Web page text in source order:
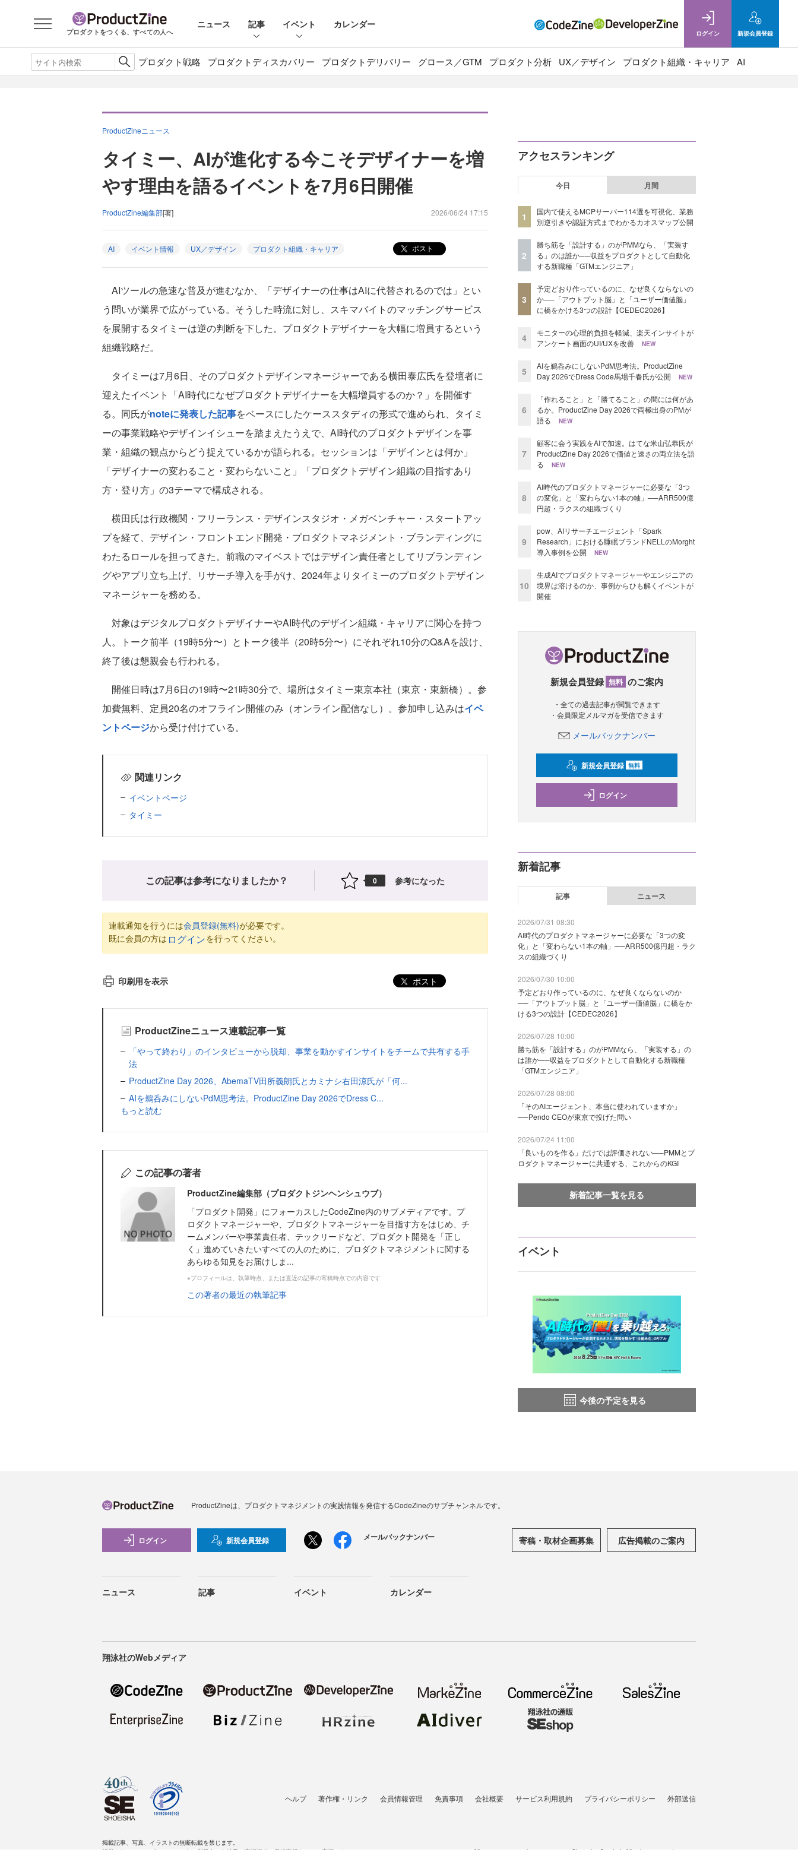
プロダクトをつくる、すべての人へ
ニュース 記事 イベント カレンダー
ログイン 新規会員登録
プロダクト戦略 プロダクトディスカバリー プロダクトデリバリー グロース／GTM プロダクト分析 UX／デザイン プロダクト組織・キャリア AI
ProductZineニュース
タイミー、AIが進化する今こそデザイナーを増
やす理由を語るイベントを7月6日開催
ProductZine編集部[著] 2026/06/24 17:15
AI イベント情報 UX／デザイン プロダクト組織・キャリア ポスト
AIツールの急速な普及が進むなか、「デザイナーの仕事はAIに代替されるのでは」とい
う問いが業界で広がっている。そうした時流に対し、スキマバイトのマッチングサービス
を展開するタイミーは逆の判断を下した。プロダクトデザイナーを大幅に増員するという
組織戦略だ。
タイミーは7月6日、そのプロダクトデザインマネージャーである横田泰広氏を登壇者に
迎えたイベント「AI時代になぜプロダクトデザイナーを大幅増員するのか？」を開催す
る。同氏がnoteに発表した記事をベースにしたケーススタディの形式で進められ、タイミ
ーの事業戦略やデザインイシューを踏まえたうえで、AI時代のプロダクトデザインを事
業・組織の観点からどう捉えているかが語られる。セッションは「デザインとは何か」
「デザイナーの変わること・変わらないこと」「プロダクトデザイン組織の目指すあり
方・登り方」の3テーマで構成される。
横田氏は行政機関・フリーランス・デザインスタジオ・メガベンチャー・スタートアッ
プを経て、デザイン・フロントエンド開発・プロダクトマネジメント・ブランディングに
わたるロールを担ってきた。前職のマイベストではデザイン責任者としてリブランディン
グやアプリ立ち上げ、リサーチ導入を手がけ、2024年よりタイミーのプロダクトデザイン
マネージャーを務める。
対象はデジタルプロダクトデザイナーやAI時代のデザイン組織・キャリアに関心を持つ
人。トーク前半（19時5分〜）とトーク後半（20時5分〜）にそれぞれ10分のQ&Aを設け、
終了後は懇親会も行われる。
開催日時は7月6日の19時〜21時30分で、場所はタイミー東京本社（東京・東新橋）。参
加費無料、定員20名のオフライン開催のみ（オンライン配信なし）。参加申し込みはイベ
ントページから受け付けている。
関連リンク
イベントページ
タイミー
この記事は参考になりましたか？ 0 参考になった
連載通知を行うには会員登録(無料)が必要です。
既に会員の方は ログインを行ってください。
印刷用を表示 ポスト
ProductZineニュース連載記事一覧
「やって終わり」のインタビューから脱却、事業を動かすインサイトをチームで共有する手
法
ProductZine Day 2026、AbemaTV田所義朗氏とカミナシ右田涼氏が「何...
AIを鵜呑みにしないPdM思考法。ProductZine Day 2026でDress C...
もっと読む
この記事の著者
ProductZine編集部（プロダクトジンヘンシュウブ）
「プロダクト開発」にフォーカスしたCodeZine内のサブメディアです。プ
ロダクトマネージャーや、プロダクトマネージャーを目指す方をはじめ、チ
ームメンバーや事業責任者、テックリードなど、プロダクト開発を「正し
く」進めていきたいすべての人のために、プロダクトマネジメントに関する
あらゆる知見をお届けしま...
※プロフィールは、執筆時点、または直近の記事の寄稿時点での内容です
この著者の最近の執筆記事
アクセスランキング
今日 月間
1
国内で使えるMCPサーバー114選を可視化、業務
別逆引きや認証方式までわかるカオスマップ公開
2
勝ち筋を「設計する」のがPMMなら、「実装す
る」のは誰か──収益をプロダクトとして自動化
する新職種「GTMエンジニア」
3
予定どおり作っているのに、なぜ良くならないの
か──「アウトプット脳」と「ユーザー価値脳」
に橋をかける3つの設計【CEDEC2026】
4
モニターの心理的負担を軽減、楽天インサイトが
アンケート画面のUI/UXを改善
NEW
5
AIを鵜呑みにしないPdM思考法。ProductZine
Day 2026でDress Code馬場千春氏が公開
NEW
6
「作れること」と「勝てること」の間には何があ
るか。ProductZine Day 2026で両極出身のPMが
語る
NEW
7
顧客に会う実践をAIで加速。はてな米山弘恭氏が
ProductZine Day 2026で価値と速さの両立法を語
る
NEW
8
AI時代のプロダクトマネージャーに必要な「3つ
の変化」と「変わらない1本の軸」──ARR500億
円超・ラクスの組織づくり
9
pow、AIリサーチエージェント「Spark
Research」における睡眠ブランドNELLのMorght
導入事例を公開
NEW
10
生成AIでプロダクトマネージャーやエンジニアの
境界は溶けるのか、事例からひも解くイベントが
開催
新規会員登録 無料 のご案内
・全ての過去記事が閲覧できます
・会員限定メルマガを受信できます
メールバックナンバー
新規会員登録 無料
ログイン
新着記事
記事 ニュース
2026/07/31 08:30
AI時代のプロダクトマネージャーに必要な「3つの変
化」と「変わらない1本の軸」──ARR500億円超・ラク
スの組織づくり
2026/07/30 10:00
予定どおり作っているのに、なぜ良くならないのか
──「アウトプット脳」と「ユーザー価値脳」に橋をか
ける3つの設計【CEDEC2026】
2026/07/28 10:00
勝ち筋を「設計する」のがPMMなら、「実装する」の
は誰か──収益をプロダクトとして自動化する新職種
「GTMエンジニア」
2026/07/28 08:00
「そのAIエージェント、本当に使われていますか」
──Pendo CEOが東京で投げた問い
2026/07/24 11:00
「良いものを作る」だけでは評価されない──PMMとプ
ロダクトマネージャーに共通する、これからのKGI
新着記事一覧を見る
イベント
今後の予定を見る
ProductZineは、プロダクトマネジメントの実践情報を発信するCodeZineのサブチャンネルです。
ログイン 新規会員登録 メールバックナンバー 寄稿・取材企画募集 広告掲載のご案内
ニュース 記事 イベント カレンダー
翔泳社のWebメディア
ヘルプ 著作権・リンク 会員情報管理 免責事項 会社概要 サービス利用規約 プライバシーポリシー 外部送信
掲載記事、写真、イラストの無断転載を禁じます。
記載されているロゴ、システム名、製品名は各社及び商標権者の登録商標あるいは商標です。
All contents copyright © 2005-2026 Shoeisha Co., Ltd. All rights reserved. ver.1.5